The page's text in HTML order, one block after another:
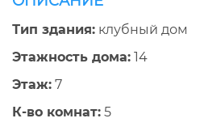
Тип здания: клубный дом
Этажность дома: 14
Этаж: 7
К-во комнат: 5